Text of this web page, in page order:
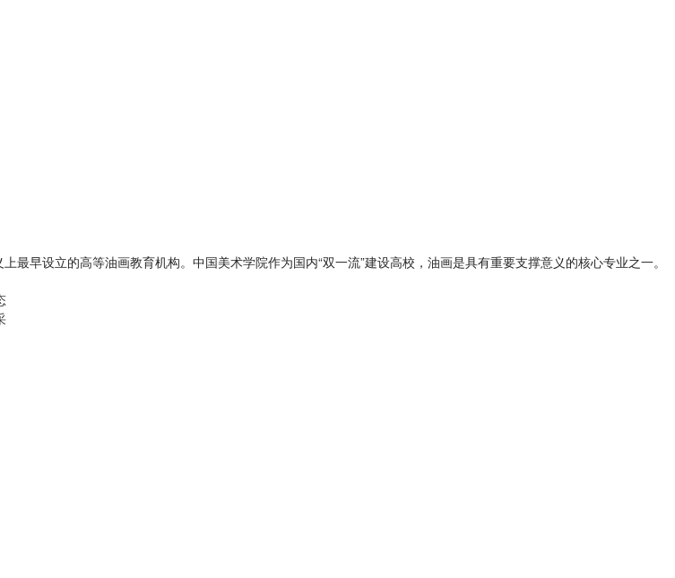
早设立的高等油画教育机构。中国美术学院作为国内“双一流”建设高校，油画是具有重要支撑意义的核心专业之一。